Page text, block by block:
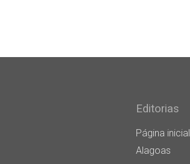
Editorias
Página inicial
Alagoas